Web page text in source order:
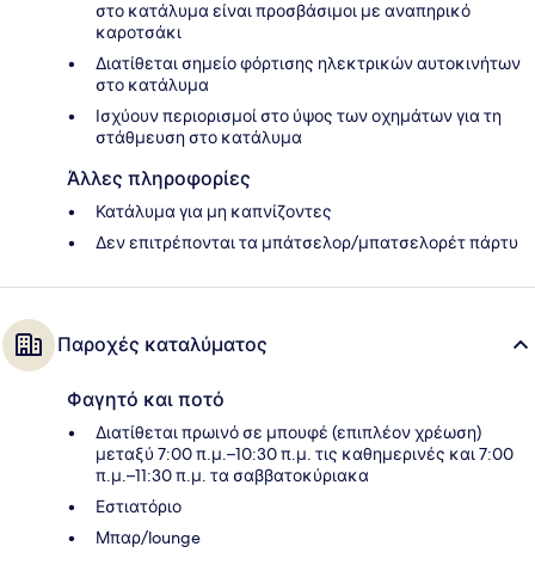
στο κατάλυμα είναι προσβάσιμοι με αναπηρικό
καροτσάκι
Διατίθεται σημείο φόρτισης ηλεκτρικών αυτοκινήτων
στο κατάλυμα
Ισχύουν περιορισμοί στο ύψος των οχημάτων για τη
στάθμευση στο κατάλυμα
Άλλες πληροφορίες
Κατάλυμα για μη καπνίζοντες
Δεν επιτρέπονται τα μπάτσελορ/μπατσελορέτ πάρτυ
Παροχές καταλύματος
Φαγητό και ποτό
Διατίθεται πρωινό σε μπουφέ (επιπλέον χρέωση)
μεταξύ 7:00 π.μ.–10:30 π.μ. τις καθημερινές και 7:00
π.μ.–11:30 π.μ. τα σαββατοκύριακα
Εστιατόριο
Μπαρ/lounge